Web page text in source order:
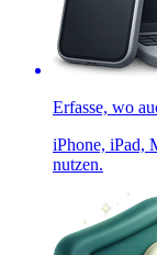
Erfasse, wo
iPhone, iPad,
nutzen.